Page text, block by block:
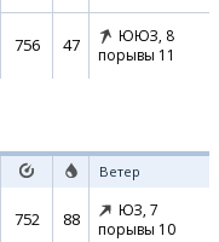
756 47 ЮЮЗ, 8
порывы 11
Ветер
752 88 ЮЗ, 7
порывы 10